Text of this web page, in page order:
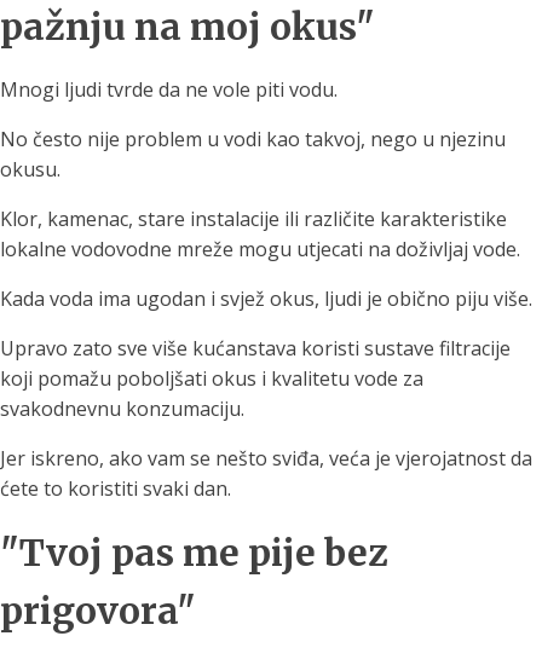
pažnju na moj okus"
Mnogi ljudi tvrde da ne vole piti vodu.
No često nije problem u vodi kao takvoj, nego u njezinu
okusu.
Klor, kamenac, stare instalacije ili različite karakteristike
lokalne vodovodne mreže mogu utjecati na doživljaj vode.
Kada voda ima ugodan i svjež okus, ljudi je obično piju više.
Upravo zato sve više kućanstava koristi sustave filtracije
koji pomažu poboljšati okus i kvalitetu vode za
svakodnevnu konzumaciju.
Jer iskreno, ako vam se nešto sviđa, veća je vjerojatnost da
ćete to koristiti svaki dan.
"Tvoj pas me pije bez
prigovora"